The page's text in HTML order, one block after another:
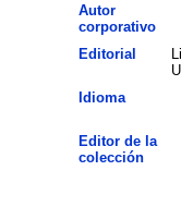
Autor
corporativo
Editorial
Idioma
Editor de la
colección